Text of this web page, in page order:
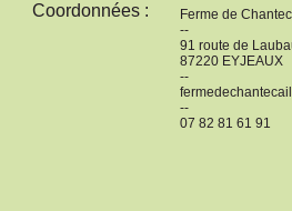
Ferme de
--
91 route de
87220 EYJEAUX
--
--
07 82 81 61 91
Coordonnées :